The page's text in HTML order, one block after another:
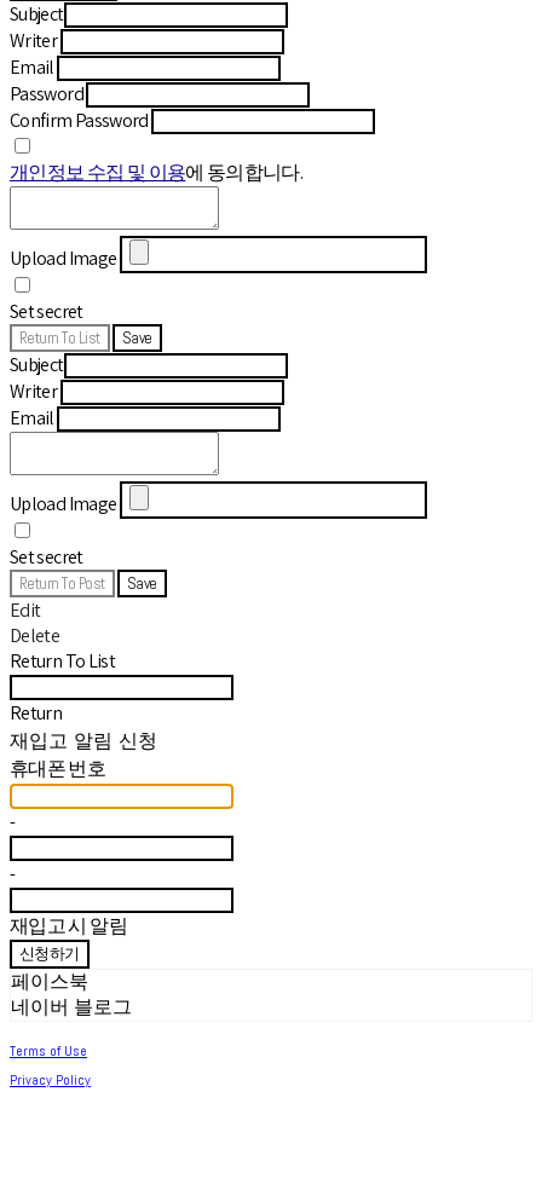
Subject
Writer
Email
Password
Confirm Password
개인정보 수집 및 이용에 동의합니다.
Upload Image
Set secret
Return To List Save
Subject
Writer
Email
Upload Image
Set secret
Return To Post Save
Edit
Delete
Return To List
Return
재입고 알림 신청
휴대폰 번호
-
-
재입고 시 알림
신청하기
페이스북
네이버 블로그
Terms of Use
Privacy Policy